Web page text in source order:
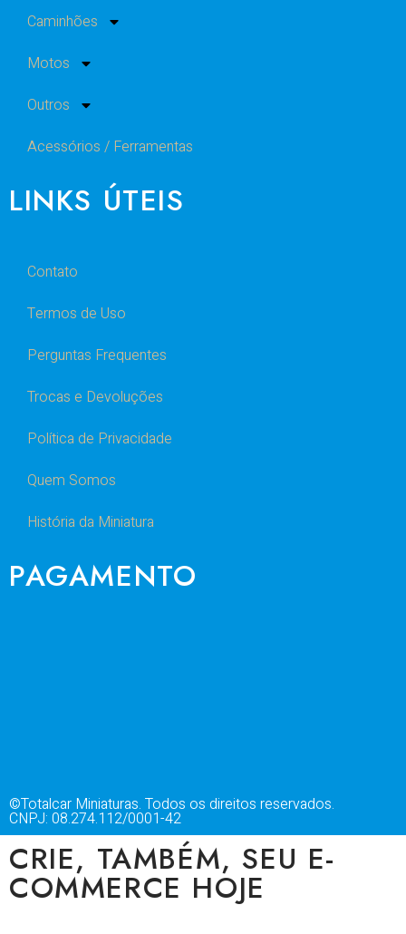
Caminhões
Motos
Outros
Acessórios / Ferramentas
LINKS ÚTEIS
Contato
Termos de Uso
Perguntas Frequentes
Trocas e Devoluções
Política de Privacidade
Quem Somos
História da Miniatura
PAGAMENTO
©Totalcar Miniaturas. Todos os direitos reservados.
CNPJ: 08.274.112/0001-42
CRIE, TAMBÉM, SEU E-
COMMERCE HOJE